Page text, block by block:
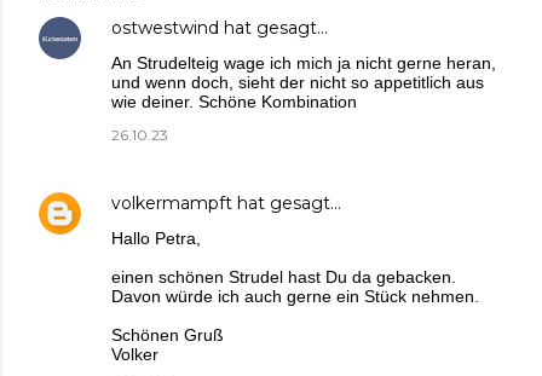
ostwestwind hat gesagt…
An Strudelteig wage ich mich ja nicht gerne heran,
und wenn doch, sieht der nicht so appetitlich aus
wie deiner. Schöne Kombination
26.10.23
volkermampft hat gesagt…
Hallo Petra,
einen schönen Strudel hast Du da gebacken.
Davon würde ich auch gerne ein Stück nehmen.
Schönen Gruß
Volker